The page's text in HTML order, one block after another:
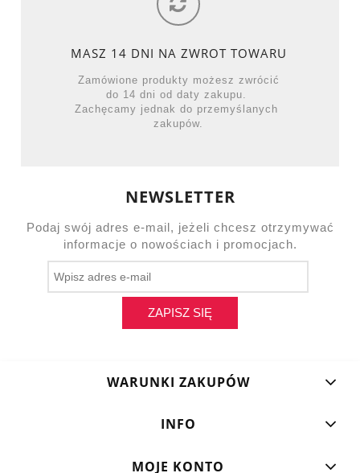
MASZ 14 DNI NA ZWROT TOWARU
Zamówione produkty możesz zwrócić
do 14 dni od daty zakupu.
Zachęcamy jednak do przemyślanych
zakupów.
NEWSLETTER
Podaj swój adres e-mail, jeżeli chcesz otrzymywać
informacje o nowościach i promocjach.
ZAPISZ SIĘ
WARUNKI ZAKUPÓW
INFO
MOJE KONTO